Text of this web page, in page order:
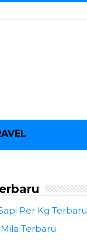
Per Kg Terbaru
Terbaru